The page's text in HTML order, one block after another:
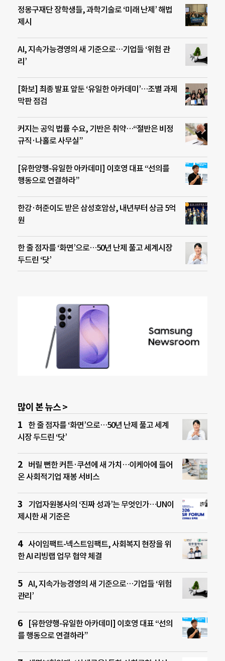
정몽구재단 장학생들, 과학기술로 ‘미래 난제’ 해법
제시
AI, 지속가능경영의 새 기준으로…기업들 ‘위험 관
리’
[화보] 최종 발표 앞둔 ‘유일한 아카데미’…조별 과제
막판 점검
커지는 공익 법률 수요, 기반은 취약…“절반은 비정
규직·나홀로 사무실”
[유한양행-유일한 아카데미] 이호영 대표 “선의를
행동으로 연결하라”
한강·허준이도 받은 삼성호암상, 내년부터 상금 5억
원
한 줄 점자를 ‘화면’으로…50년 난제 풀고 세계시장
두드린 ‘닷’
많이 본 뉴스 >
한 줄 점자를 ‘화면’으로…50년 난제 풀고 세계
시장 두드린 ‘닷’
버릴 뻔한 커튼·쿠션에 새 가치…이케아에 들어
온 사회적기업 재봉 서비스
기업자원봉사의 ‘진짜 성과’는 무엇인가…UN이
제시한 새 기준은
사이임팩트-넥스트임팩트, 사회복지 현장을 위
한 AI 리빙랩 업무 협약 체결
AI, 지속가능경영의 새 기준으로…기업들 ‘위험
관리’
[유한양행-유일한 아카데미] 이호영 대표 “선의
를 행동으로 연결하라”